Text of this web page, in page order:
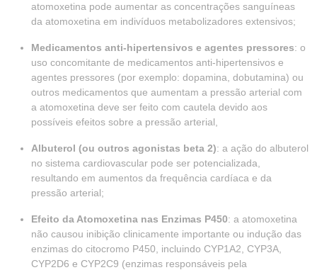
atomoxetina pode aumentar as concentrações sanguíneas
da atomoxetina em indivíduos metabolizadores extensivos;
Medicamentos anti-hipertensivos e agentes pressores: o
uso concomitante de medicamentos anti-hipertensivos e
agentes pressores (por exemplo: dopamina, dobutamina) ou
outros medicamentos que aumentam a pressão arterial com
a atomoxetina deve ser feito com cautela devido aos
possíveis efeitos sobre a pressão arterial,
Albuterol (ou outros agonistas beta 2): a ação do albuterol
no sistema cardiovascular pode ser potencializada,
resultando em aumentos da frequência cardíaca e da
pressão arterial;
Efeito da Atomoxetina nas Enzimas P450: a atomoxetina
não causou inibição clinicamente importante ou indução das
enzimas do citocromo P450, incluindo CYP1A2, CYP3A,
CYP2D6 e CYP2C9 (enzimas responsáveis pela